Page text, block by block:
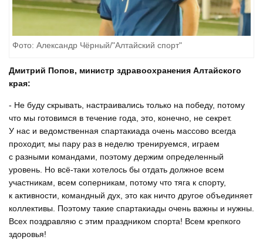
Фото: Александр Чёрный/"Алтайский спорт"
Дмитрий Попов, министр здравоохранения Алтайского
края:
- Не буду скрывать, настраивались только на победу, потому
что мы готовимся в течение года, это, конечно, не секрет.
У нас и ведомственная спартакиада очень массово всегда
проходит, мы пару раз в неделю тренируемся, играем
с разными командами, поэтому держим определенный
уровень. Но всё-таки хотелось бы отдать должное всем
участникам, всем соперникам, потому что тяга к спорту,
к активности, командный дух, это как ничто другое объединяет
коллективы. Поэтому такие спартакиады очень важны и нужны.
Всех поздравляю с этим праздником спорта! Всем крепкого
здоровья!